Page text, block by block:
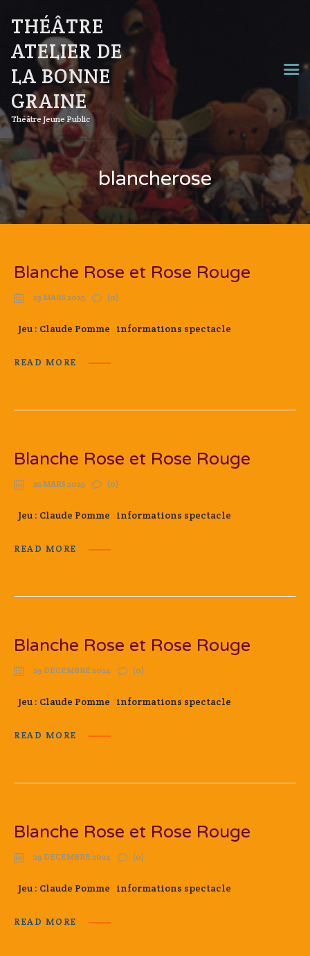
THÉÂTRE
ATELIER DE
LA BONNE
GRAINE
Théâtre Jeune Public
blancherose
Blanche Rose et Rose Rouge
23 MARS 2025 (0)
Jeu : Claude Pomme informations spectacle
READ MORE
Blanche Rose et Rose Rouge
22 MARS 2025 (0)
Jeu : Claude Pomme informations spectacle
READ MORE
Blanche Rose et Rose Rouge
29 DÉCEMBRE 2024 (0)
Jeu : Claude Pomme informations spectacle
READ MORE
Blanche Rose et Rose Rouge
29 DÉCEMBRE 2024 (0)
Jeu : Claude Pomme informations spectacle
READ MORE